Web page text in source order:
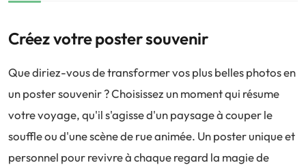
Créez votre poster souvenir
Que diriez-vous de transformer vos plus belles photos en
un poster souvenir ? Choisissez un moment qui résume
votre voyage, qu'il s'agisse d'un paysage à couper le
souffle ou d'une scène de rue animée. Un poster unique et
personnel pour revivre à chaque regard la magie de